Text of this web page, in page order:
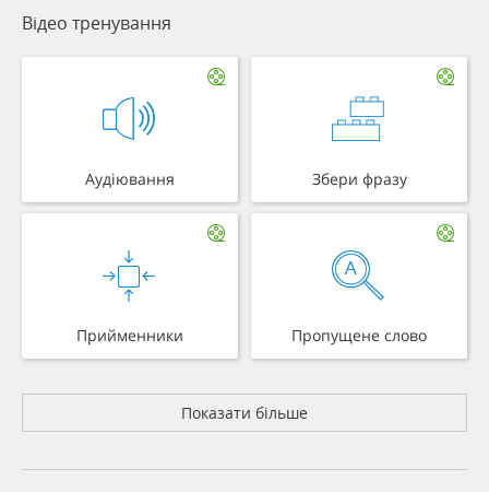
Відео тренування
Аудіювання Збери фразу
Прийменники Пропущене слово
Показати більше